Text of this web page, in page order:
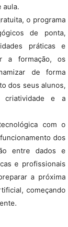
aula.
o programa
de ponta,
práticas e
a formação, os
de forma
dos seus alunos,
criatividade e a
com o
dos
entre dados e
e profissionais
a próxima
começando